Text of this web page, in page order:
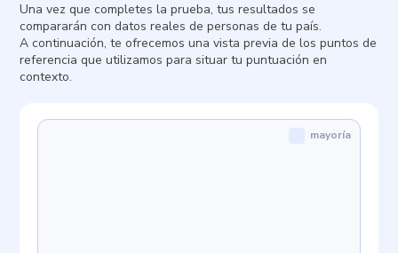
Una vez que completes la prueba, tus resultados se
compararán con datos reales de personas de tu país.
A continuación, te ofrecemos una vista previa de los puntos de
referencia que utilizamos para situar tu puntuación en
contexto.
mayoría